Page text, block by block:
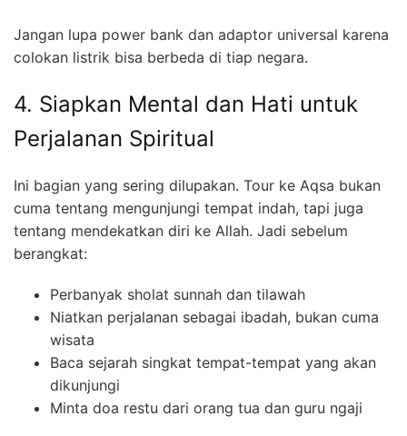
Jangan lupa power bank dan adaptor universal karena
colokan listrik bisa berbeda di tiap negara.
4. Siapkan Mental dan Hati untuk
Perjalanan Spiritual
Ini bagian yang sering dilupakan. Tour ke Aqsa bukan
cuma tentang mengunjungi tempat indah, tapi juga
tentang mendekatkan diri ke Allah. Jadi sebelum
berangkat:
Perbanyak sholat sunnah dan tilawah
Niatkan perjalanan sebagai ibadah, bukan cuma
wisata
Baca sejarah singkat tempat-tempat yang akan
dikunjungi
Minta doa restu dari orang tua dan guru ngaji